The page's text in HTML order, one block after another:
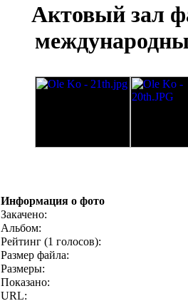
Актовый зал
Информация о фото
Закачено:
Альбом:
Рейтинг (1 голосов):
Размер файла:
Размеры:
Показано:
URL: